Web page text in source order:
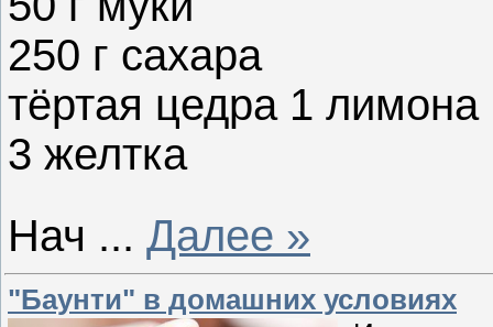
250 г сахара
тёртая цедра 1 лимона
3 желтка
Нач ... Далее »
"Баунти" в домашних условиях